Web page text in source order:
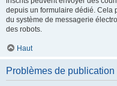
depuis un formulaire dédié. Cela
du système de messagerie
des robots.
Haut
Problèmes de publication